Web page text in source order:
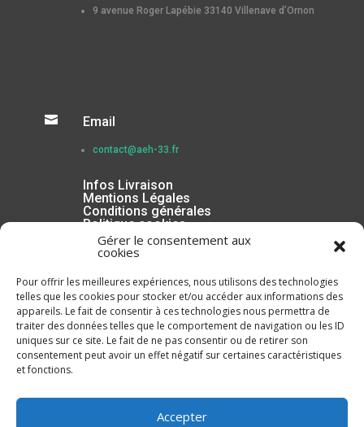
Gérer le consentement aux
cookies
Pour offrir les meilleures expériences, nous utilisons des technologies
telles que les cookies pour stocker et/ou accéder aux informations des
appareils. Le fait de consentir à ces technologies nous permettra de
traiter des données telles que le comportement de navigation ou les ID
uniques sur ce site. Le fait de ne pas consentir ou de retirer son
consentement peut avoir un effet négatif sur certaines caractéristiques
et fonctions.
Accepter
9 avenue Roger Lapébie 33140 Villenave d’Ornon
 Email
contact@aeh-33.fr
Infos Livraison
Mentions Légales
Conditions générales
Politique cookies